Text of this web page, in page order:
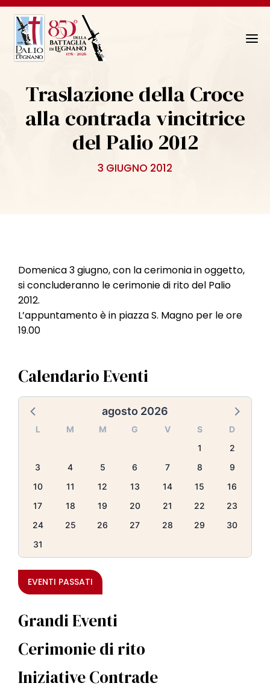
N
Traslazione della Croce
alla contrada vincitrice
del Palio 2012
3 GIUGNO 2012
Domenica 3 giugno, con la cerimonia in oggetto,
si concluderanno le cerimonie di rito del Palio
2012.
L’appuntamento è in piazza S. Magno per le ore
19.00
Calendario Eventi
agosto 2026
L M M G V S
D
1
2
3
4 5 6 7 8
9
10
11 12 13 14 15
16
17
18 19 20 21 22
23
24
25 26 27 28 29
30
31
EVENTI PASSATI
Grandi Eventi
Cerimonie di rito
Iniziative Contrade